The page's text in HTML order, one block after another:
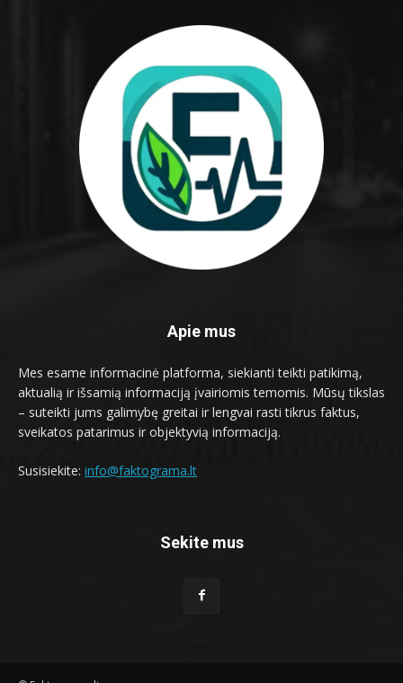
Apie mus
Mes esame informacinė platforma, siekianti teikti patikimą,
aktualią ir išsamią informaciją įvairiomis temomis. Mūsų tikslas
– suteikti jums galimybę greitai ir lengvai rasti tikrus faktus,
sveikatos patarimus ir objektyvią informaciją.
Susisiekite: info@faktograma.lt
Sekite mus